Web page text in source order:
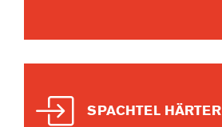
SPACHTEL HÄRTER